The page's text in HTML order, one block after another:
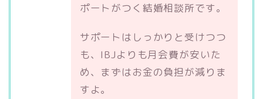
ポートがつく結婚相談所です。
サポートはしっかりと受けつつ
も、IBJよりも月会費が安いた
め、まずはお金の負担が減りま
すよ。